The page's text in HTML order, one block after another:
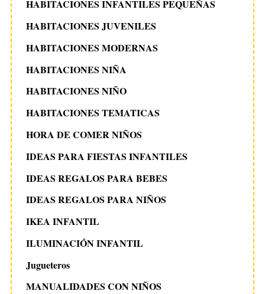
HABITACIONES INFANTILES PEQUEÑAS
HABITACIONES JUVENILES
HABITACIONES MODERNAS
HABITACIONES NIÑA
HABITACIONES NIÑO
HABITACIONES TEMATICAS
HORA DE COMER NIÑOS
IDEAS PARA FIESTAS INFANTILES
IDEAS REGALOS PARA BEBES
IDEAS REGALOS PARA NIÑOS
IKEA INFANTIL
ILUMINACIÓN INFANTIL
Jugueteros
MANUALIDADES CON NIÑOS